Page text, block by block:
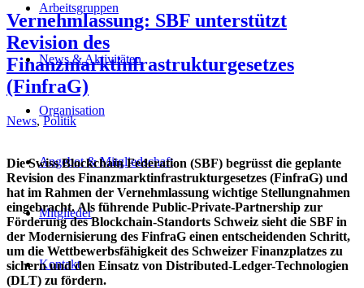
Arbeitsgruppen
News & Aktivitäten
Organisation
Angebot & Mitgliedschaft
Mitglieder
Kontakt
Vernehmlassung: SBF unterstützt
Revision des
Finanzmarktinfrastrukturgesetzes
(FinfraG)
News,Politik
Die Swiss Blockchain Federation (SBF) begrüsst die geplante
Revision des Finanzmarktinfrastrukturgesetzes (FinfraG) und
hat im Rahmen der Vernehmlassung wichtige Stellungnahmen
eingebracht. Als führende Public-Private-Partnership zur
Förderung des Blockchain-Standorts Schweiz sieht die SBF in
der Modernisierung des FinfraG einen entscheidenden Schritt,
um die Wettbewerbsfähigkeit des Schweizer Finanzplatzes zu
sichern und den Einsatz von Distributed-Ledger-Technologien
(DLT) zu fördern.